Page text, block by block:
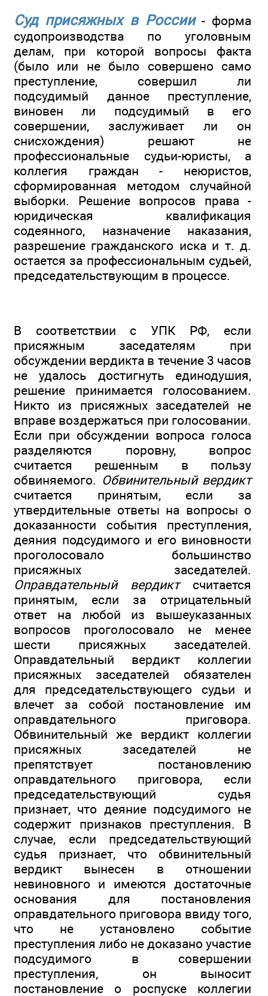
Суд присяжных в России- форма
судопроизводства по уголовным
делам, при которой вопросы факта
(было или не было совершено само
преступление, совершил ли
подсудимый данное преступление,
виновен ли подсудимый в его
совершении, заслуживает ли он
снисхождения) решают не
профессиональные судьи-юристы, а
коллегия граждан - неюристов,
сформированная методом случайной
выборки. Решение вопросов права -
юридическая квалификация
содеянного, назначение наказания,
разрешение гражданского иска и т. д.
остается за профессиональным судьей,
председательствующим в процессе.
В соответствии с УПК РФ, если
присяжным заседателям при
обсуждении вердикта в течение 3 часов
не удалось достигнуть единодушия,
решение принимается голосованием.
Никто из присяжных заседателей не
вправе воздержаться при голосовании.
Если при обсуждении вопроса голоса
разделяются поровну, вопрос
считается решенным в пользу
обвиняемого. Обвинительный вердикт
считается принятым, если за
утвердительные ответы на вопросы о
доказанности события преступления,
деяния подсудимого и его виновности
проголосовало большинство
присяжных заседателей.
Оправдательный вердиктсчитается
принятым, если за отрицательный
ответ на любой из вышеуказанных
вопросов проголосовало не менее
шести присяжных заседателей.
Оправдательный вердикт коллегии
присяжных заседателей обязателен
для председательствующего судьи и
влечет за собой постановление им
оправдательного приговора.
Обвинительный же вердикт коллегии
присяжных заседателей не
препятствует постановлению
оправдательного приговора, если
председательствующий судья
признает, что деяние подсудимого не
содержит признаков преступления. В
случае, если председательствующий
судья признает, что обвинительный
вердикт вынесен в отношении
невиновного и имеются достаточные
основания для постановления
оправдательного приговора ввиду того,
что не установлено событие
преступления либо не доказано участие
подсудимого в совершении
преступления, он выносит
постановление о роспуске коллегии